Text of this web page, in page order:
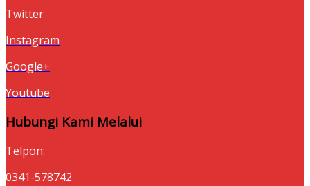
Twitter
Instagram
Google+
Youtube
Hubungi Kami Melalui
Telpon:
0341-578742